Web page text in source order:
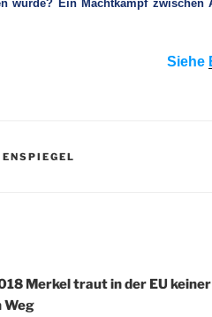
würde? Ein Machtkampf zwischen
Siehe
Merkel traut in der EU
Weg